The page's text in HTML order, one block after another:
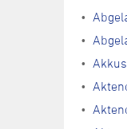
Akkus